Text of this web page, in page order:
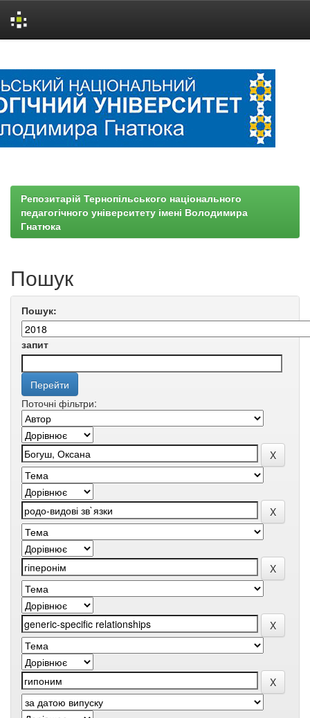
Репозитарій Тернопільського національного
педагогічного університету імені Володимира
Гнатюка
Пошук
Пошук:
запит
Поточні фільтри: